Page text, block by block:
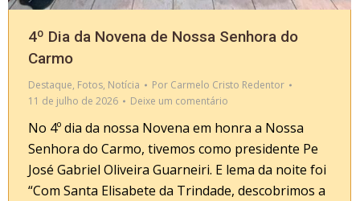
4º Dia da Novena de Nossa Senhora do
Carmo
Destaque, Fotos, Notícia Por Carmelo Cristo Redentor
11 de julho de 2026
Deixe um comentário
No 4º dia da nossa Novena em honra a Nossa
Senhora do Carmo, tivemos como presidente Pe
José Gabriel Oliveira Guarneiri. E lema da noite foi
“Com Santa Elisabete da Trindade, descobrimos a